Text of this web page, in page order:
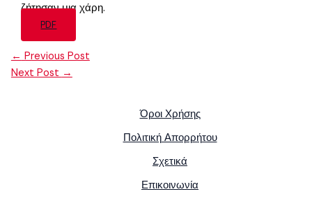
ζήτησαν μια χάρη.
PDF
← Previous Post
Next Post →
Όροι Χρήσης
Πολιτική Απορρήτου
Σχετικά
Επικοινωνία